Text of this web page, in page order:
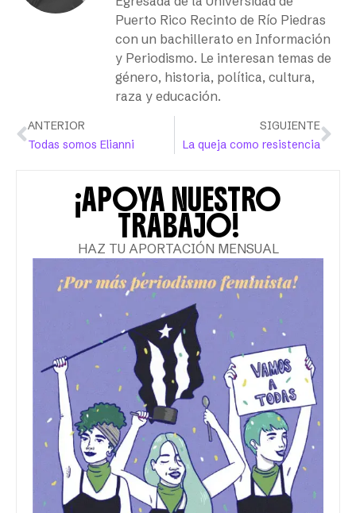
Puerto Rico Recinto de Río Piedras
con un bachillerato en Información
y Periodismo. Le interesan temas de
género, historia, política, cultura,
raza y educación.
ANTERIOR
Todas somos Elianni
SIGUIENTE
La queja como resistencia
¡APOYA NUESTRO
TRABAJO!
HAZ TU APORTACIÓN MENSUAL